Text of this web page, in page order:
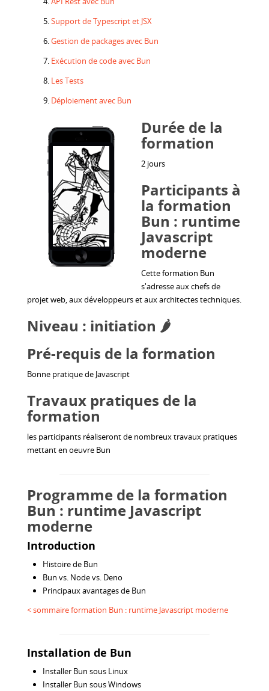
Support de Typescript et JSX
Gestion de packages avec Bun
Exécution de code avec Bun
Les Tests
Déploiement avec Bun
Durée de la
formation
2 jours
Participants à
la formation
Bun : runtime
Javascript
moderne
Cette formation Bun
s'adresse aux chefs de
projet web, aux développeurs et aux architectes techniques.
Niveau : initiation 🌶️
Pré-requis de la formation
Bonne pratique de Javascript
Travaux pratiques de la
formation
les participants réaliseront de nombreux travaux pratiques
mettant en oeuvre Bun
Programme de la formation
Bun : runtime Javascript
moderne
Introduction
Histoire de Bun
Bun vs. Node vs. Deno
Principaux avantages de Bun
< sommaire formation Bun : runtime Javascript moderne
Installation de Bun
Installer Bun sous Linux
Installer Bun sous Windows